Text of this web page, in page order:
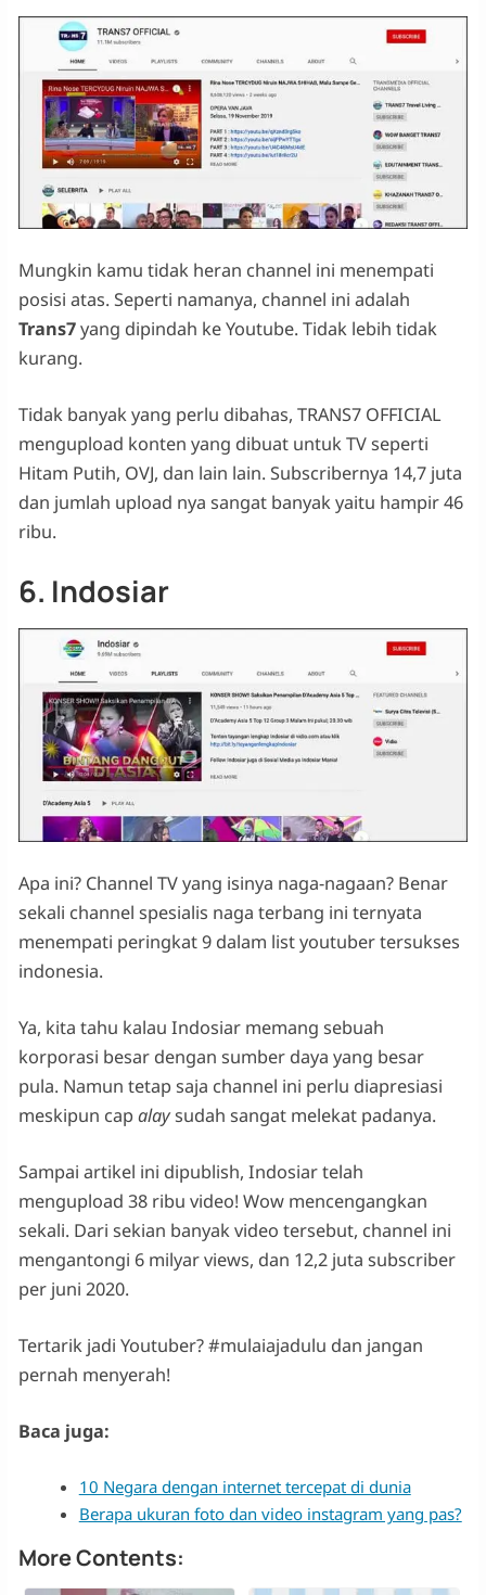
Mungkin kamu tidak heran channel ini menempati
posisi atas. Seperti namanya, channel ini adalah
Trans7yang dipindah ke Youtube. Tidak lebih tidak
kurang.
Tidak banyak yang perlu dibahas, TRANS7 OFFICIAL
mengupload konten yang dibuat untuk TV seperti
Hitam Putih, OVJ, dan lain lain. Subscribernya 14,7 juta
dan jumlah upload nya sangat banyak yaitu hampir 46
ribu.
6. Indosiar
Apa ini? Channel TV yang isinya naga-nagaan? Benar
sekali channel spesialis naga terbang ini ternyata
menempati peringkat 9 dalam list youtuber tersukses
indonesia.
Ya, kita tahu kalau Indosiar memang sebuah
korporasi besar dengan sumber daya yang besar
pula. Namun tetap saja channel ini perlu diapresiasi
meskipun cap alaysudah sangat melekat padanya.
Sampai artikel ini dipublish, Indosiar telah
mengupload 38 ribu video! Wow mencengangkan
sekali. Dari sekian banyak video tersebut, channel ini
mengantongi 6 milyar views, dan 12,2 juta subscriber
per juni 2020.
Tertarik jadi Youtuber? #mulaiajadulu dan jangan
pernah menyerah!
Baca juga:
10 Negara dengan internet tercepat di dunia
Berapa ukuran foto dan video instagram yang pas?
More Contents: